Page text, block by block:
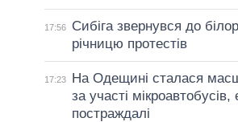
17:56
Сибіга звернувся до
річницю протестів
17:23
На Одещині сталася
за участі
постраждалі